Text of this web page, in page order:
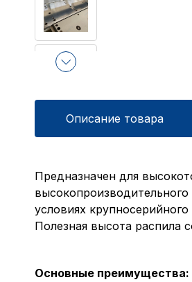
Описание товара
Предназначен для
условиях
Полезная высота распила
Основные преимущества: